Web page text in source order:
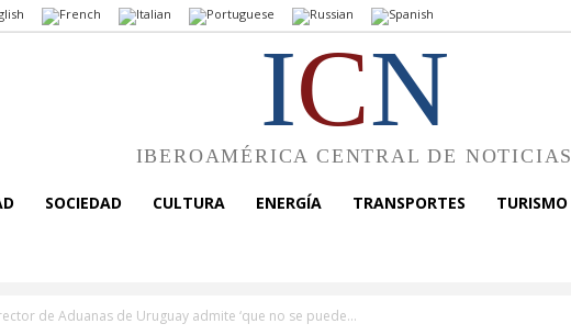
ICN
IBEROAMÉRICA CENTRAL DE NOTICIAS
SOCIEDAD CULTURA ENERGÍA TRANSPORTES TURISMO
de Aduanas de Uruguay admite ‘que no se puede...